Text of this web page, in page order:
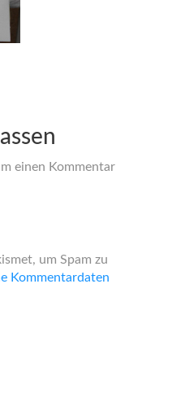
einen Kommentar
um Spam zu
Kommentardaten